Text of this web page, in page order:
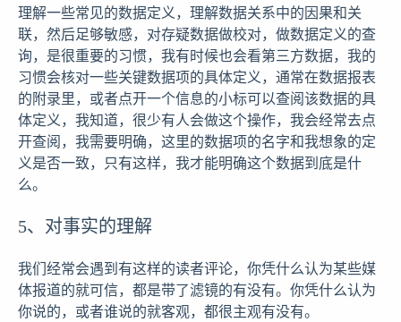
理解一些常见的数据定义，理解数据关系中的因果和关
联，然后足够敏感，对存疑数据做校对，做数据定义的查
询，是很重要的习惯，我有时候也会看第三方数据，我的
习惯会核对一些关键数据项的具体定义，通常在数据报表
的附录里，或者点开一个信息的小标可以查阅该数据的具
体定义，我知道，很少有人会做这个操作，我会经常去点
开查阅，我需要明确，这里的数据项的名字和我想象的定
义是否一致，只有这样，我才能明确这个数据到底是什
么。
5、对事实的理解
我们经常会遇到有这样的读者评论，你凭什么认为某些媒
体报道的就可信，都是带了滤镜的有没有。你凭什么认为
你说的，或者谁说的就客观，都很主观有没有。